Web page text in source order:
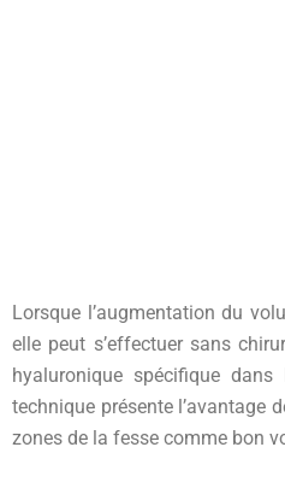
Lorsque l’augmentation du
elle peut s’effectuer sans
hyaluronique spécifique
technique présente l’avantage
zones de la fesse comme bon